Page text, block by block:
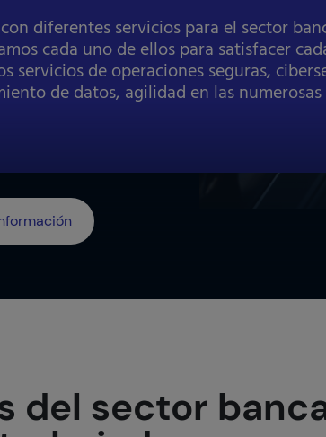
diferentes servicios para el sector
cada uno de ellos para satisfacer
servicios de operaciones seguras,
de datos, agilidad en las numerosas
del sector